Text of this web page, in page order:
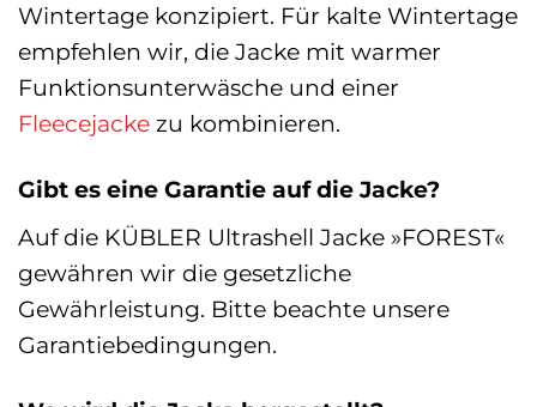
Wintertage konzipiert. Für kalte Wintertage
empfehlen wir, die Jacke mit warmer
Funktionsunterwäsche und einer
Fleecejacke zu kombinieren.
Gibt es eine Garantie auf die Jacke?
Auf die KÜBLER Ultrashell Jacke »FOREST«
gewähren wir die gesetzliche
Gewährleistung. Bitte beachte unsere
Garantiebedingungen.